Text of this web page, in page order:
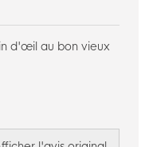
d'œil au bon vieux